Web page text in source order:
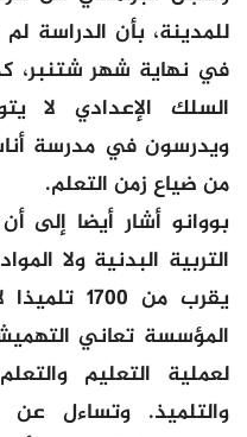
للمدينة، بأن الدراسة
السلك الإعدادي لا
من ضياع زمن التعلم.
بووانو أشار أيضا إلى
التربية البدنية ولا
يقرب من
المؤسسة تعاني
لعملية التعليم
والتلميذ. وتساءل عن